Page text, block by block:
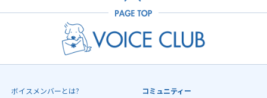
ボイスメンバーとは? コミュニティー